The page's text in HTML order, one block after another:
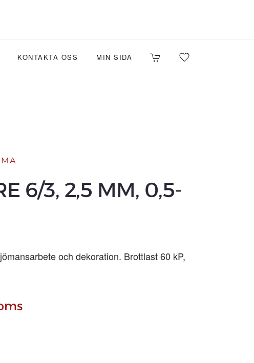
KONTAKTA OSS MIN SIDA
6/3, 2,5 MM, 0,5-
och dekoration. Brottlast 60 kP,